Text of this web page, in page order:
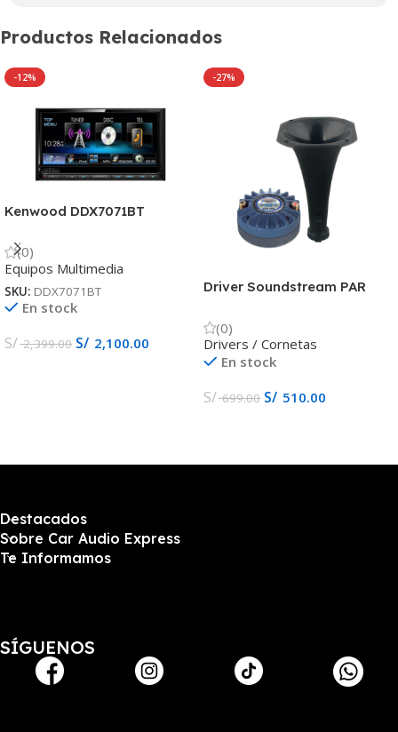
Productos Relacionados
-12%
Kenwood DDX7071BT
Bluetooth
(0)
Equipos Multimedia
SKU: DDX7071BT
En stock
S/2,399.00 S/ 2,100.00
-27%
Driver Soundstream PAR
(0)
Drivers / Cornetas
En stock
S/699.00 S/ 510.00
Destacados
Sobre Car Audio Express
Te Informamos
SÍGUENOS